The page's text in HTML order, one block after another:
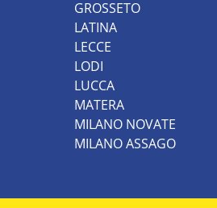
GROSSETO
LATINA
LECCE
LODI
LUCCA
MATERA
MILANO NOVATE
MILANO ASSAGO